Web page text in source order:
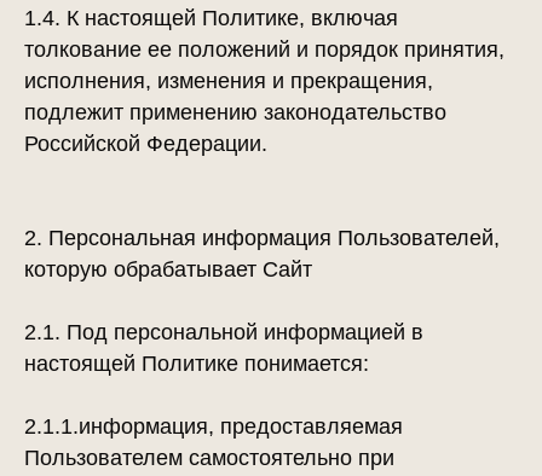
1.4. К настоящей Политике, включая
толкование ее положений и порядок принятия,
исполнения, изменения и прекращения,
подлежит применению законодательство
Российской Федерации.
2. Персональная информация Пользователей,
которую обрабатывает Сайт
2.1. Под персональной информацией в
настоящей Политике понимается:
2.1.1.информация, предоставляемая
Пользователем самостоятельно при